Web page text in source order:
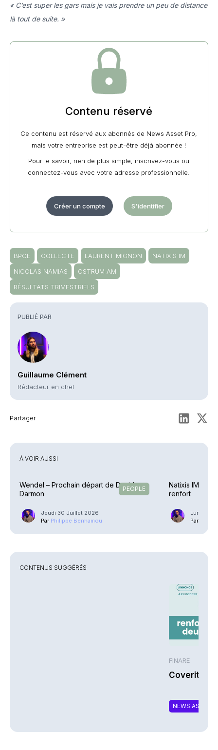
PUBLIÉ PAR
Guillaume Clément
Rédacteur en chef
Partager
« C’est super les gars mais je vais prendre un peu de distance
là tout de suite. »
Contenu réservé
Ce contenu est réservé aux abonnés de News Asset Pro,
mais votre entreprise est peut-être déjà abonnée !
Pour le savoir, rien de plus simple, inscrivez-vous ou
connectez-vous avec votre adresse professionnelle.
Créer un compte S'identifier
BPCE COLLECTE LAURENT MIGNON
NATIXIS IM
NICOLAS NAMIAS
OSTRUM AM
RÉSULTATS TRIMESTRIELS
À VOIR AUSSI
PEOPLE
Wendel – Prochain départ de David
Darmon
Jeudi 30 Juillet 2026
Par Philippe Benhamou
Natixis IM –
renfort
Lundi 27
Par
CONTENUS SUGGÉRÉS
FINARE
Coverity
NEWS